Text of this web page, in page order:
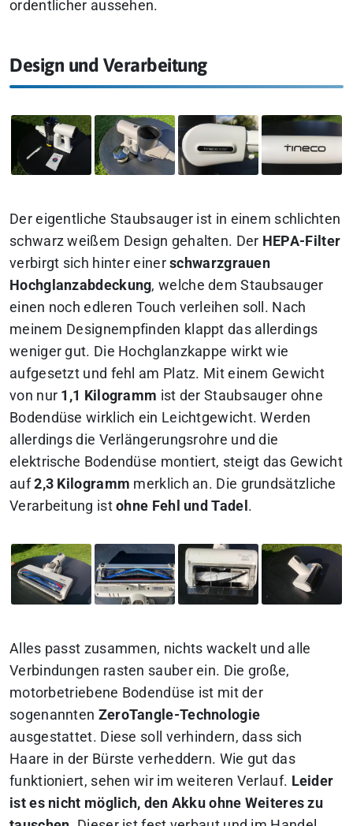
ordentlicher aussehen.
Design und Verarbeitung
Der eigentliche Staubsauger ist in einem schlichten
schwarz weißem Design gehalten. Der HEPA-Filter
verbirgt sich hinter einerschwarzgrauen
Hochglanzabdeckung, welche dem Staubsauger
einen noch edleren Touch verleihen soll. Nach
meinem Designempfinden klappt das allerdings
weniger gut. Die Hochglanzkappe wirkt wie
aufgesetzt und fehl am Platz. Mit einem Gewicht
von nur 1,1 Kilogramm ist der Staubsauger ohne
Bodendüse wirklich ein Leichtgewicht. Werden
allerdings die Verlängerungsrohre und die
elektrische Bodendüse montiert, steigt das Gewicht
auf2,3 Kilogramm merklich an. Die grundsätzliche
Verarbeitung istohne Fehl und Tadel .
Alles passt zusammen, nichts wackelt und alle
Verbindungen rasten sauber ein. Die große,
motorbetriebene Bodendüse ist mit der
sogenannten ZeroTangle-Technologie
ausgestattet. Diese soll verhindern, dass sich
Haare in der Bürste verheddern. Wie gut das
funktioniert, sehen wir im weiteren Verlauf. Leider
ist es nicht möglich, den Akku ohne Weiteres zu